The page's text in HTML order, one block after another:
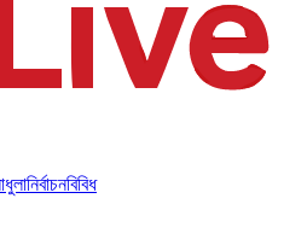
নির্বাচনবিবিধ